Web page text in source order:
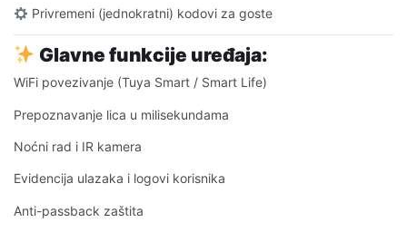
Privremeni (jednokratni) kodovi za goste
Glavne funkcije uređaja:
WiFi povezivanje (Tuya Smart / Smart Life)
Prepoznavanje lica u milisekundama
Noćni rad i IR kamera
Evidencija ulazaka i logovi korisnika
Anti-passback zaštita